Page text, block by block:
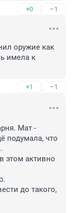
+0 –1
оружие как
имела к
+1 –1
Мат -
подумала, что
этом активно
до такого,